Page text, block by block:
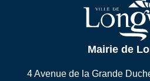
Mairie de
4 Avenue de la Grande